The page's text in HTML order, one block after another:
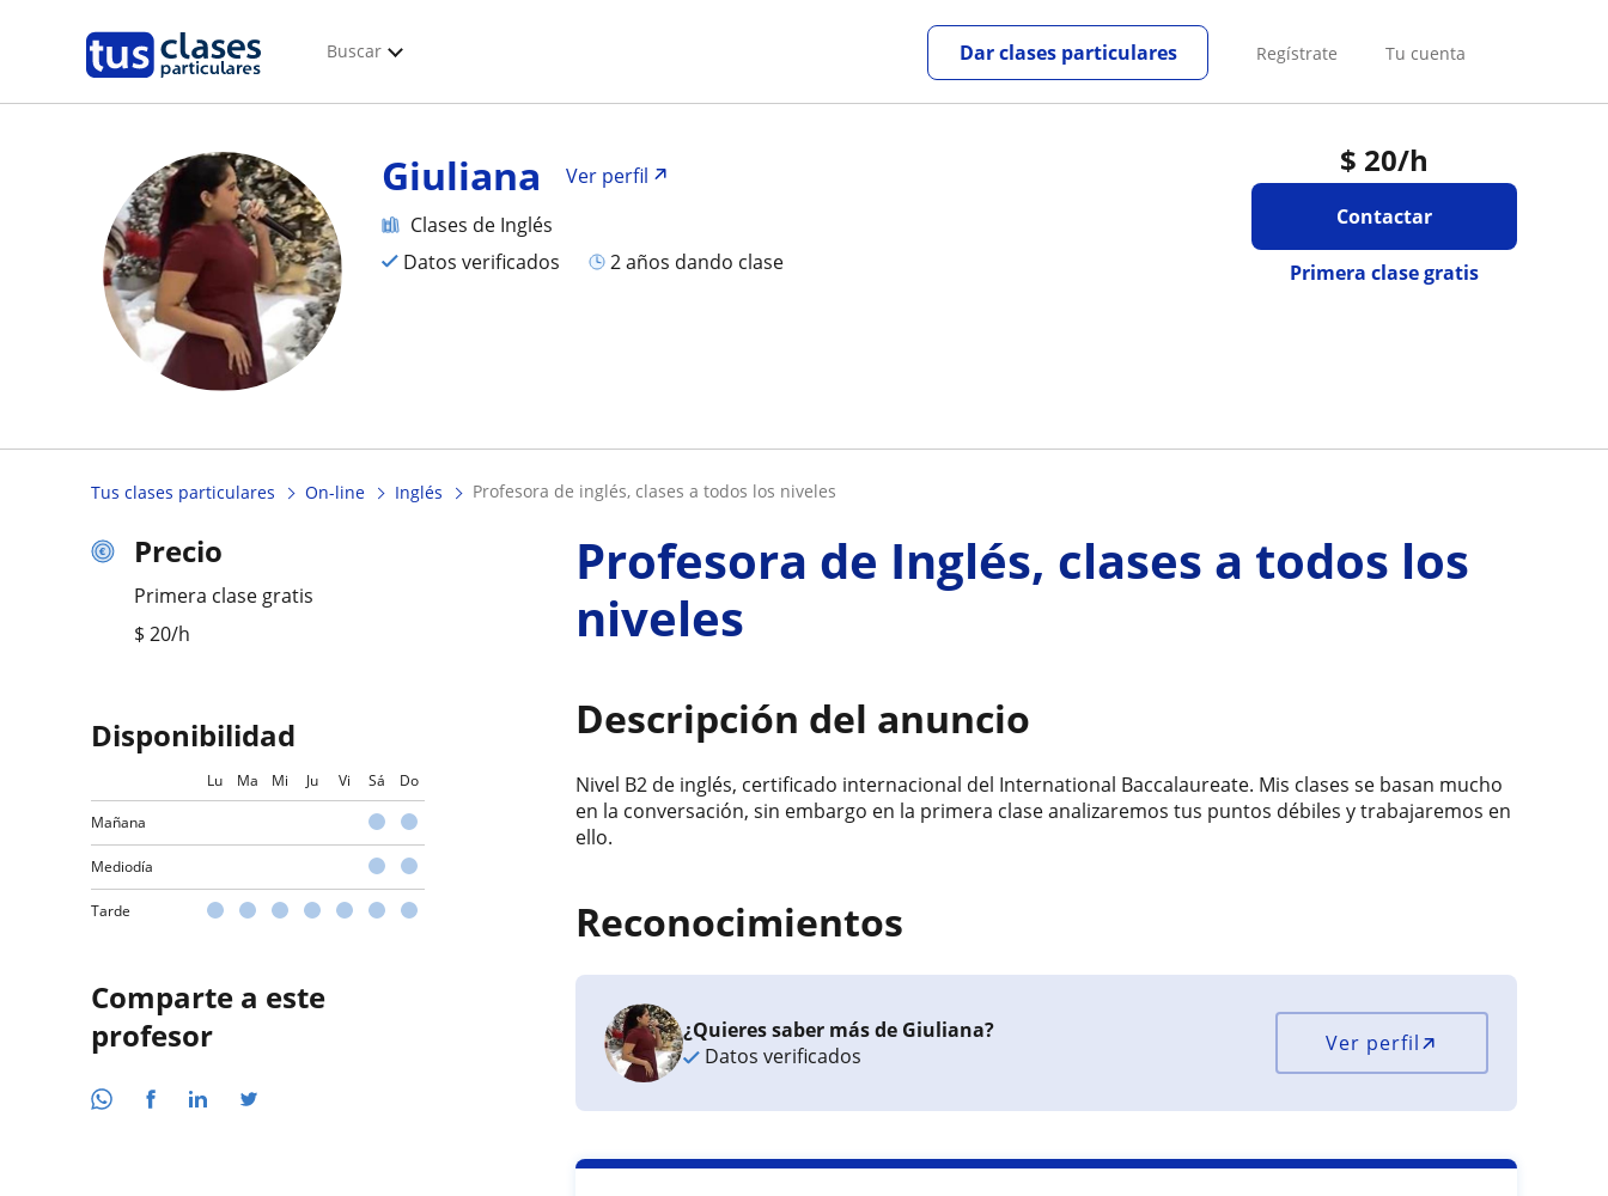
Buscar Regístrate Tu cuenta
Dar clases particulares
$ 20/h
Contactar
Primera clase gratis
Giuliana
Ver perfil
Clases de Inglés
Datos verificados
2 años dando clase
Tus clases particulares On-line Inglés profesora de inglés, clases a todos los niveles
Precio
Primera clase gratis
$ 20/h
Disponibilidad
Lu Ma Mi Ju Vi Sá Do
Mañana
Mediodía
Tarde
Comparte a este
profesor
Profesora de Inglés, clases a todos los
niveles
Descripción del anuncio
Nivel B2 de inglés, certificado internacional del International Baccalaureate. Mis clases se basan mucho
en la conversación, sin embargo en la primera clase analizaremos tus puntos débiles y trabajaremos en
ello.
Reconocimientos
¿Quieres saber más de Giuliana?
Datos verificados
Ver perfil